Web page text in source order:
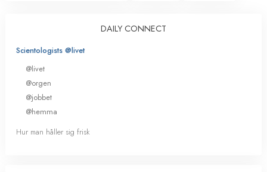
DAILY CONNECT
Scientologists @livet
@livet
@orgen
@jobbet
@hemma
Hur man håller sig frisk